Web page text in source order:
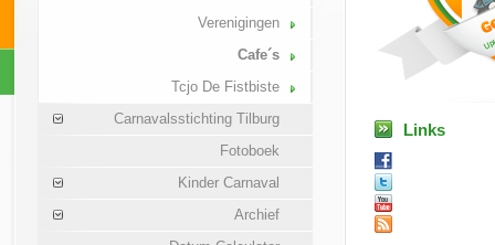
Verenigingen
Cafe´s
Tcjo De Fistbiste
Carnavalsstichting Tilburg
Fotoboek
Kinder Carnaval
Archief
Links